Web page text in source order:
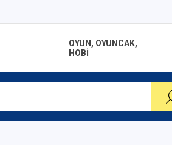
OYUN, OYUNCAK,
HOBİ